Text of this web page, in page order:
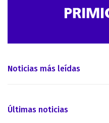
Noticias más leídas
Últimas noticias